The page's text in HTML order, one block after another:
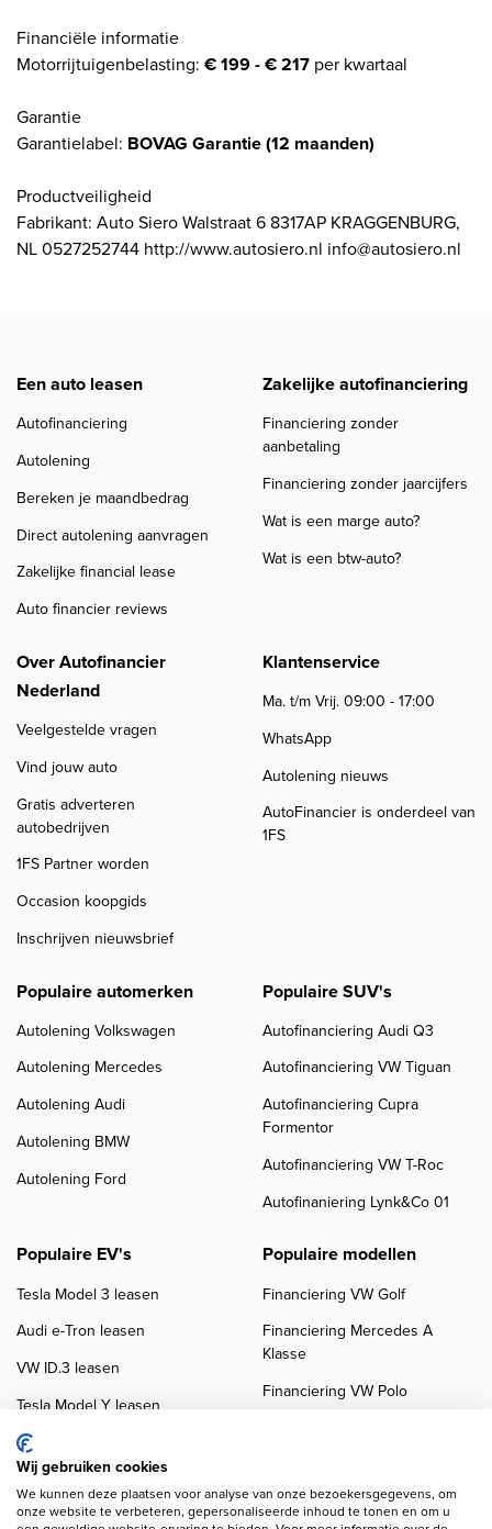
Financiële informatie
Motorrijtuigenbelasting: € 199 - € 217 per kwartaal
Garantie
Garantielabel: BOVAG Garantie (12 maanden)
Productveiligheid
Fabrikant: Auto Siero Walstraat 6 8317AP KRAGGENBURG,
NL 0527252744 http://www.autosiero.nl info@autosiero.nl
Een auto leasen
Autofinanciering
Autolening
Bereken je maandbedrag
Direct autolening aanvragen
Zakelijke financial lease
Auto financier reviews
Zakelijke autofinanciering
Financiering zonder
aanbetaling
Financiering zonder jaarcijfers
Wat is een marge auto?
Wat is een btw-auto?
Over Autofinancier
Nederland
Veelgestelde vragen
Vind jouw auto
Gratis adverteren
autobedrijven
1FS Partner worden
Occasion koopgids
Inschrijven nieuwsbrief
Klantenservice
Ma. t/m Vrij. 09:00 - 17:00
WhatsApp
Autolening nieuws
AutoFinancier is onderdeel van
1FS
Populaire automerken
Autolening Volkswagen
Autolening Mercedes
Autolening Audi
Autolening BMW
Autolening Ford
Populaire SUV's
Autofinanciering Audi Q3
Autofinanciering VW Tiguan
Autofinanciering Cupra
Formentor
Autofinanciering VW T-Roc
Autofinaniering Lynk&Co 01
Populaire EV's
Tesla Model 3 leasen
Audi e-Tron leasen
VW ID.3 leasen
Tesla Model Y leasen
VW ID.4 leasen
Populaire modellen
Financiering VW Golf
Financiering Mercedes A
Klasse
Financiering VW Polo
Wij gebruiken cookies
We kunnen deze plaatsen voor analyse van onze bezoekersgegevens, om
onze website te verbeteren, gepersonaliseerde inhoud te tonen en om u